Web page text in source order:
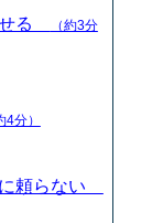
せる
（約3分
4分）
に頼らない